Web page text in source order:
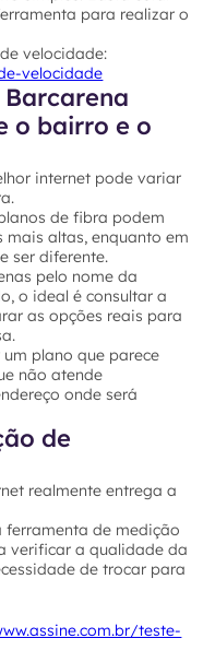
para realizar o
velocidade:
velocidade
o bairro e o
internet pode variar
de fibra podem
altas, enquanto em
ser diferente.
pelo nome da
o ideal é consultar a
as opções reais para
plano que parece
não atende
onde será
de
realmente entrega a
ferramenta de medição
verificar a qualidade da
de trocar para
teste-